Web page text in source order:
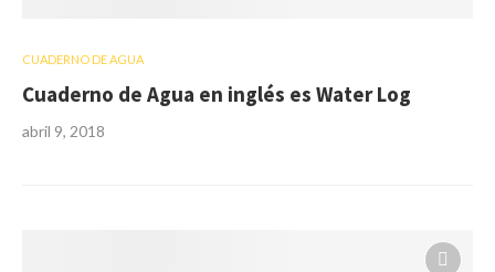
CUADERNO DE AGUA
Cuaderno de Agua en inglés es Water Log
abril 9, 2018